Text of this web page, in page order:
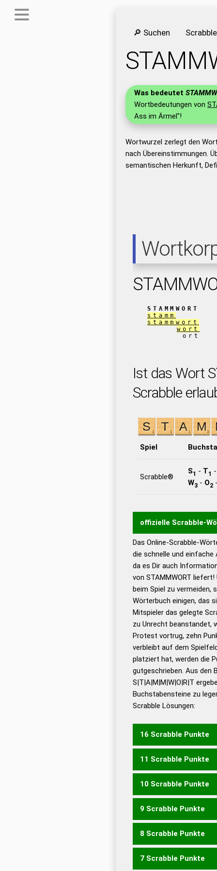
🔎 Suchen
Was bedeutet
Wortbedeutungen von
Ass im Ärmel"!
Wortwurzel zerlegt den
nach Übereinstimmungen.
semantischen Herkunft,
STAMMWORT
stamm
stammwort
wort
ort
Ist das Wort
Scrabble
Spiel
Scrabble®
S1 - T1 -
W3- O2-
offizielle Scrabble-
Wortwurzel liefert mit
Wortanalyse-
Wortbedeutung,
Gültigkeit eines Wortes
bestimmen!
Wörterbücher sind:
Universalwörterbuch
Das Online-Scrabble-
die schnelle und
da es Dir auch
von STAMMWORT
beim Spiel zu vermeiden,
Wörterbuch einigen, das
Mitspieler das gelegte
zu Unrecht beanstandet,
Protest vortrug, zehn
verbleibt auf dem
platziert hat, werden die
gutgeschrieben. Aus den
S|T|A|M|M|W|O|R|T
Buchstabensteine zu
Scrabble Lösungen:
16 Scrabble Punkte
WORTSTAMM
11 Scrabble Punkte
STRAMMT
10 Scrabble Punkte
RAMMST STAMMT
9 Scrabble Punkte
RAMMS RAMMT WAMST
8 Scrabble Punkte
RAMM WAMS WARM
7 Scrabble Punkte